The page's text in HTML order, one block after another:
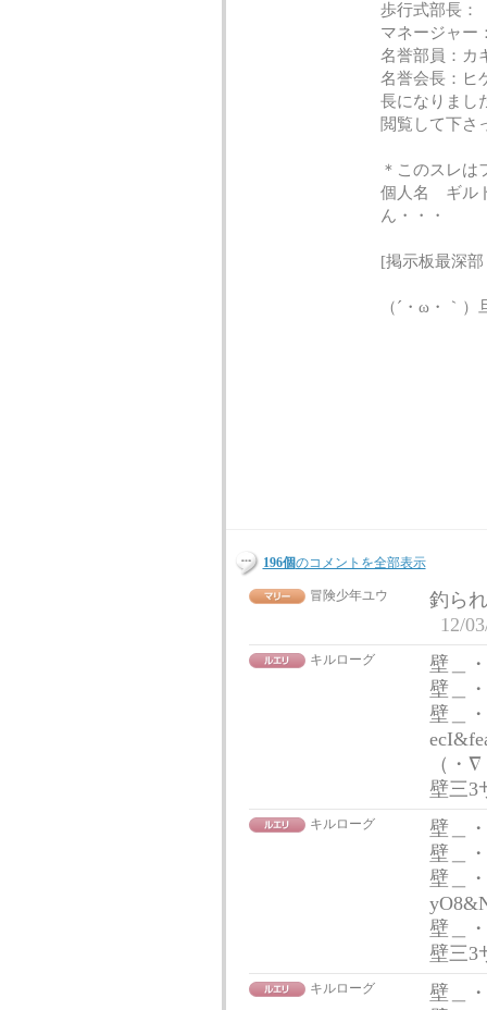
歩行式部長：
マネージ
名誉部員：
名誉会長：ヒ
長にな
閲覧して下さ
＊このスレ
個人名 ギル
ん
[掲示板最深
（´・ω・｀
196個のコメントを全部表示
冒険少年ユウ
釣ら
12/
キルローグ
壁＿
壁＿
壁＿
（・
壁三3
キルローグ
壁＿
壁＿
壁＿
壁＿
壁三3
キルローグ
壁＿